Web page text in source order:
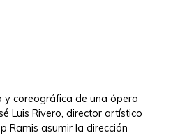
y coreográfica de una ópera
Luis Rivero, director artístico
Ramis asumir la dirección